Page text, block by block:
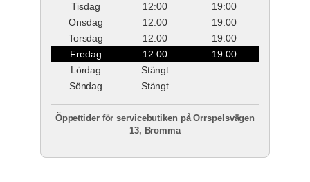
Tisdag
12:00
19:00
Onsdag
12:00
19:00
Torsdag
12:00
19:00
Fredag
12:00
19:00
Lördag
Stängt
Söndag
Stängt
Öppettider för servicebutiken på Orrspelsvägen
13, Bromma